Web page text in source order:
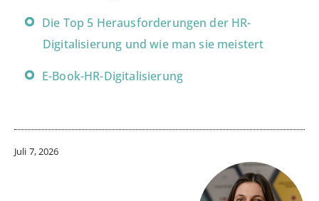
Die Top 5 Herausforderungen der HR-
Digitalisierung und wie man sie meistert
E-Book-HR-Digitalisierung
Juli 7, 2026